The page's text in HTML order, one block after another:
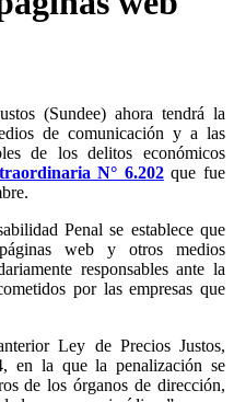
(Sundee) ahora tendrá la
de comunicación y a las
de los delitos económicos
N° 6.202que fue
Penal se establece que
web y otros medios
responsables ante la
por las empresas que
Ley de Precios Justos,
en la que la penalización se
de los órganos de dirección,